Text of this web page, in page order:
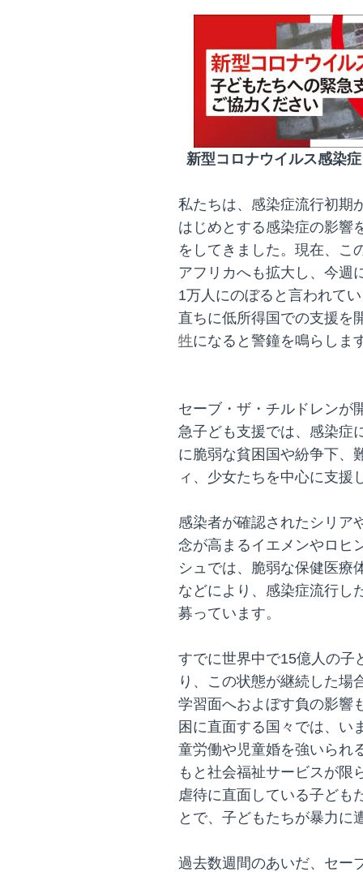
新型コロナウイルス感染
私たちは、感染症流行初期
はじめとする感染症の影響
をしてきました。現在、こ
アフリカへも拡大し、今週
1万人にのぼると言われて
直ちに低所得国での支援を
牲になると警鐘を鳴らしま
セーブ・ザ・チルドレンが
急子ども支援では、感染症
に脆弱な貧困国や紛争下、
ィ、少女たちを中心に支援
感染者が確認されたシリア
念が高まるイエメンやロヒ
シュでは、脆弱な保健医療
などにより、感染症流行し
募っています。
すでに世界中で15億人の子
り、この状態が継続した場
学習面へおよぼす負の影響
困に直面する国々では、い
童労働や児童婚を強いられ
もと社会福祉サービスが限
虐待に直面している子ども
とで、子どもたちが暴力に
過去数週間のあいだ、セー